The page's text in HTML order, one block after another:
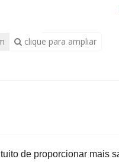
clique para ampliar
de proporcionar mais